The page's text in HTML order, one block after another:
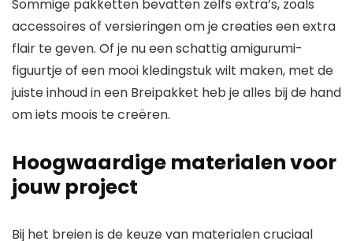
Sommige pakketten bevatten zelfs extra’s, zoals
accessoires of versieringen om je creaties een extra
flair te geven. Of je nu een schattig amigurumi-
figuurtje of een mooi kledingstuk wilt maken, met de
juiste inhoud in een Breipakket heb je alles bij de hand
om iets moois te creëren.
Hoogwaardige materialen voor
jouw project
Bij het breien is de keuze van materialen cruciaal